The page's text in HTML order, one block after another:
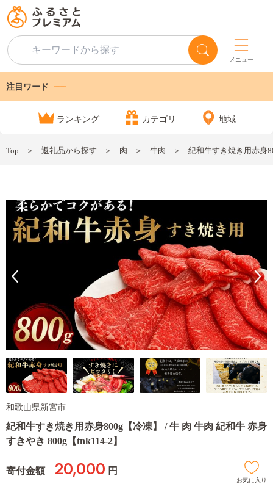
メニュー
注目ワード
ランキング カテゴリ 地域
Top 返礼品から探す 肉 牛肉 紀和牛すき焼き用赤身
和歌山県新宮市
紀和牛すき焼き用赤身800g【冷凍】 / 牛 肉 牛肉 紀和牛 赤身
すきやき 800g【tnk114-2】
寄付金額 20,000 円
お気に入り